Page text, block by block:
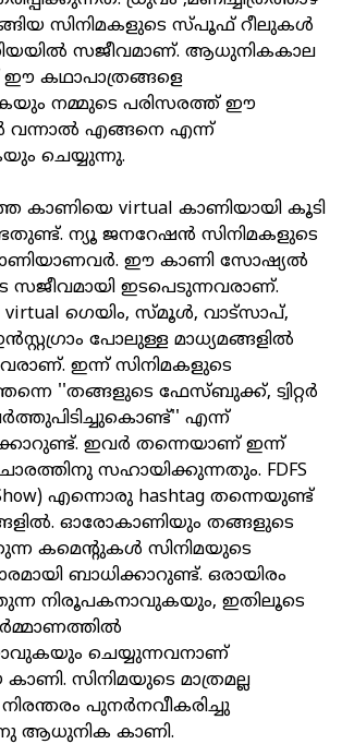
സിനിമകളുടെ സ്പൂഫ് റീലുകൾ
സജീവമാണ്. ആധുനികകാല
ഈ കഥാപാത്രങ്ങളെ
നമ്മുടെ പരിസരത്ത് ഈ
വന്നാൽ എങ്ങനെ എന്ന്
ചെയ്യുന്നു.
കാണിയെ virtual കാണിയായി കൂടി
ന്യൂ ജനറേഷൻ സിനിമകളുടെ
ഈ കാണി സോഷ്യൽ
സജീവമായി ഇടപെടുന്നവരാണ്.
virtual ഗെയിം, സ്മൂൾ, വാട്‌സാപ്,
പോലുള്ള മാധ്യമങ്ങളിൽ
ഇന്ന് സിനിമകളുടെ
''തങ്ങളുടെ ഫേസ്ബുക്ക്, ട്വിറ്റർ
എന്ന്
ഇവർ തന്നെയാണ് ഇന്ന്
സഹായിക്കുന്നതും. FDFS
Show) എന്നൊരു hashtag തന്നെയുണ്ട്
ഓരോകാണിയും തങ്ങളുടെ
കമെന്റുകൾ സിനിമയുടെ
ബാധിക്കാറുണ്ട്. ഒരായിരം
നിരൂപകനാവുകയും, ഇതിലൂടെ
ചെയ്യുന്നവനാണ്
സിനിമയുടെ മാത്രമല്ല
പുനർനവീകരിച്ചു
ആധുനിക കാണി.